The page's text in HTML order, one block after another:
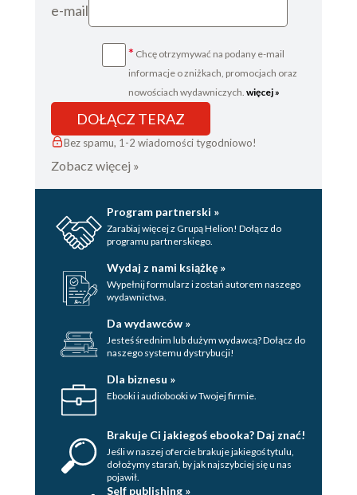
e-mail
* Chcę otrzymywać na podany e-mail
informacje o zniżkach, promocjach oraz
nowościach wydawniczych. więcej »
DOŁĄCZ TERAZ
Bez spamu, 1-2 wiadomości tygodniowo!
Zobacz więcej »
Program partnerski »
Zarabiaj więcej z Grupą Helion! Dołącz do
programu partnerskiego.
Wydaj z nami książkę »
Wypełnij formularz i zostań autorem naszego
wydawnictwa.
Da wydawców »
Jesteś średnim lub dużym wydawcą? Dołącz do
naszego systemu dystrybucji!
Dla biznesu »
Ebooki i audiobooki w Twojej firmie.
Brakuje Ci jakiegoś ebooka? Daj znać!
Jeśli w naszej ofercie brakuje jakiegoś tytulu,
dołożymy starań, by jak najszybciej się u nas
pojawił.
Self publishing »